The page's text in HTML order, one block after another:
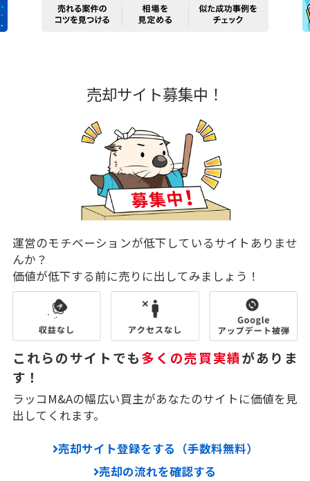
売却サイト募集中！
運営のモチベーションが低下しているサイトありませ
んか？
価値が低下する前に売りに出してみましょう！
これらのサイトでも多くの売買実績がありま
す！
ラッコM&Aの幅広い買主があなたのサイトに価値を見
出してくれます。
売却サイト登録をする（手数料無料）
売却の流れを確認する